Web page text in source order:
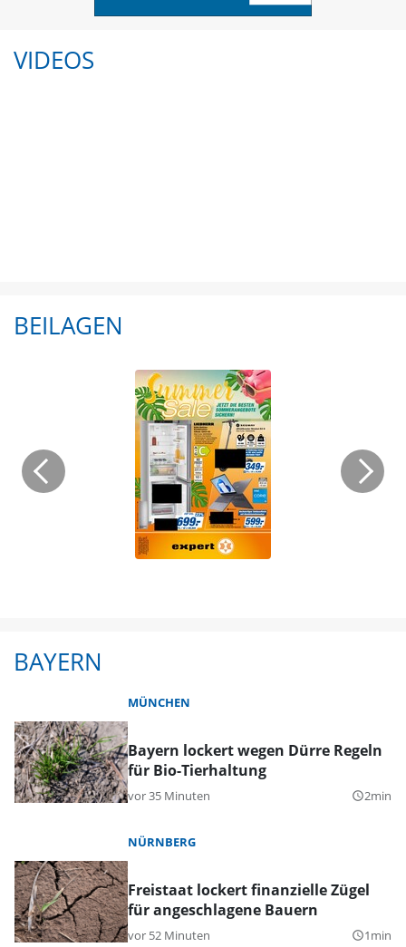
VIDEOS
BEILAGEN
BAYERN
MÜNCHEN
Bayern lockert wegen Dürre Regeln
für Bio-Tierhaltung
vor 35 Minuten query_builder2min
NÜRNBERG
Freistaat lockert finanzielle Zügel
für angeschlagene Bauern
vor 52 Minuten query_builder1min